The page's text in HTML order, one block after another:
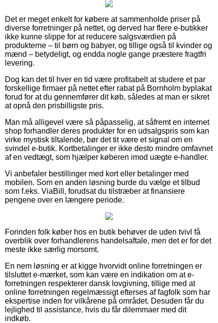
Det er meget enkelt for købere at sammenholde priser på
diverse forretninger på nettet, og derved har flere e-butikker
ikke kunne slippe for at reducere salgsværdien på
produkterne – til børn og babyer, og tillige også til kvinder og
mænd – betydeligt, og endda nogle gange præstere fragtfri
levering.
Dog kan det til hver en tid være profitabelt at studere et par
forskellige firmaer på nettet efter rabat på Bornholm byplakat
forud for at du gennemfører dit køb, således at man er sikret
at opnå den prisbilligste pris.
Man må alligevel være så påpasselig, at såfremt en internet
shop forhandler deres produkter for en udsalgspris som kan
virke mystisk tiltalende, bør det tit være et signal om en
svindel e-butik. Kortbetalinger er ikke desto mindre omfavnet
af en vedtægt, som hjælper køberen imod uægte e-handler.
Vi anbefaler bestillinger med kort eller betalinger med
mobilen. Som en anden løsning burde du vælge et tilbud
som f.eks. ViaBill, forudsat du tilstræber at finansiere
pengene over en længere periode.
Forinden folk køber hos en butik behøver de uden tvivl få
overblik over forhandlerens handelsaftale, men det er for det
meste ikke særlig morsomt.
En nem løsning er at kigge hvorvidt online forretningen er
tilsluttet e-mærket, som kan være en indikation om at e-
forretningen respekterer dansk lovgivning, tillige med at
online forretningen regelmæssigt efterses af fagfolk som har
ekspertise inden for vilkårene på området. Desuden får du
lejlighed til assistance, hvis du får dilemmaer med dit
indkøb.